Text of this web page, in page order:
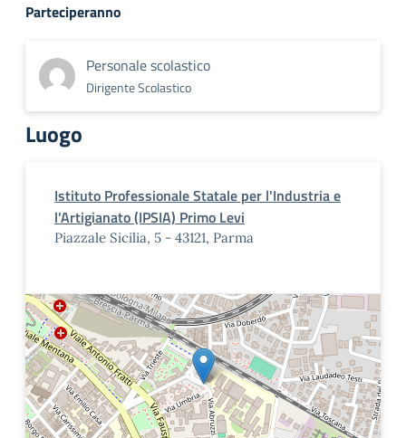
Parteciperanno
Personale scolastico
Dirigente Scolastico
Luogo
Istituto Professionale Statale per l'Industria e
l'Artigianato (IPSIA) Primo Levi
Piazzale Sicilia, 5 - 43121, Parma